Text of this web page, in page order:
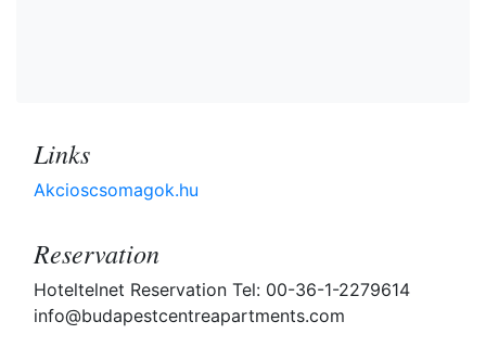
Links
Akcioscsomagok.hu
Reservation
Hoteltelnet Reservation Tel: 00-36-1-2279614
info@budapestcentreapartments.com